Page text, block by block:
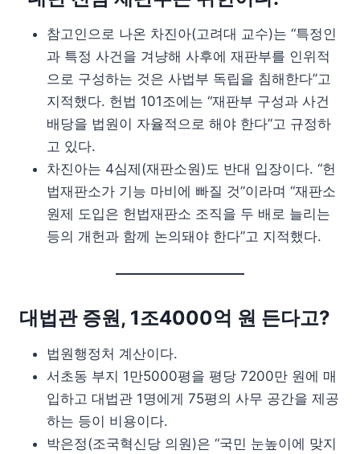
참고인으로 나온 차진아(고려대 교수)는 “특정인
과 특정 사건을 겨냥해 사후에 재판부를 인위적
으로 구성하는 것은 사법부 독립을 침해한다”고
지적했다. 헌법 101조에는 “재판부 구성과 사건
배당을 법원이 자율적으로 해야 한다”고 규정하
고 있다.
차진아는 4심제(재판소원)도 반대 입장이다. “헌
법재판소가 기능 마비에 빠질 것”이라며 “재판소
원제 도입은 헌법재판소 조직을 두 배로 늘리는
등의 개헌과 함께 논의돼야 한다”고 지적했다.
대법관 증원, 1조4000억 원 든다고?
법원행정처 계산이다.
서초동 부지 1만5000평을 평당 7200만 원에 매
입하고 대법관 1명에게 75평의 사무 공간을 제공
하는 등이 비용이다.
박은정(조국혁신당 의원)은 “국민 눈높이에 맞지